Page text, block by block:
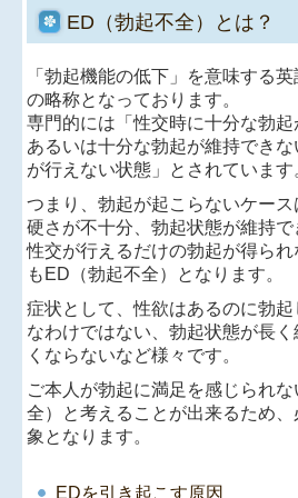
ED（勃起不全）とは？
「勃起機能の低下」を意味する
の略称となっております。
専門的には「性交時に十分な勃起
あるいは十分な勃起が維持でき
が行えない状態」とされています
つまり、勃起が起こらないケース
硬さが不十分、勃起状態が維持
性交が行えるだけの勃起が得ら
もED（勃起不全）となります。
症状として、性欲はあるのに勃
なわけではない、勃起状態が長
くならないなど様々です。
ご本人が勃起に満足を感じられ
全）と考えることが出来るため、
象となります。
EDを引き起こす原因